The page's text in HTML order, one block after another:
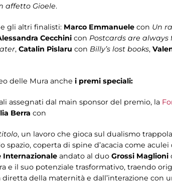
affetto Gioele.
gli altri finalisti: Marco Emmanuele con Un
Cecchini con Postcards are always
, Catalin Pislaru con Billy’s lost books,
delle Mura anche i premi speciali:
assegnati dal main sponsor del premio, la
Berra con
, un lavoro che gioca sul dualismo
spazio, coperta di spine d’acacia come
Internazionale andato al duo Grossi Maglioni
e il suo potenziale trasformativo, traendo
diretta della maternità e dall’interazione con